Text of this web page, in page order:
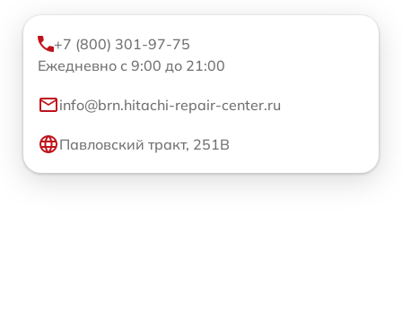
+7 (800) 301-97-75
Ежедневно с 9:00 до 21:00
info@brn.hitachi-repair-center.ru
Павловский тракт, 251В